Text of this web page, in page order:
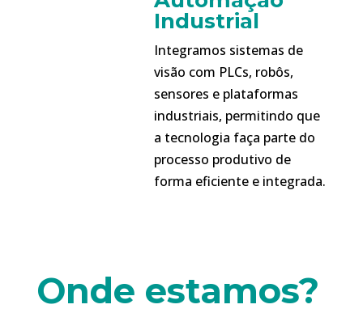
Industrial
Integramos sistemas de
visão com PLCs, robôs,
sensores e plataformas
industriais, permitindo que
a tecnologia faça parte do
processo produtivo de
forma eficiente e integrada.
Onde estamos?